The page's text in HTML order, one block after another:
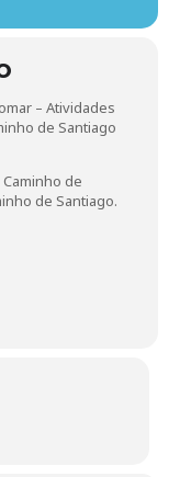
– Atividades
de Santiago
de
de Santiago.